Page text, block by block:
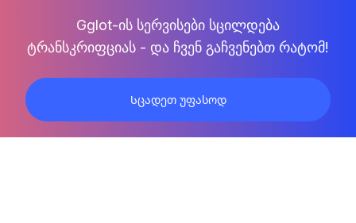
Gglot-ის სერვისები სცილდება
ტრანსკრიფციას - და ჩვენ გაჩვენებთ რატომ!
Სცადეთ უფასოდ